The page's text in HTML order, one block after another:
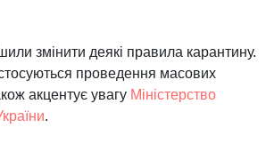
змінити деякі правила карантину.
проведення масових
акцентує увагу Міністерство
.